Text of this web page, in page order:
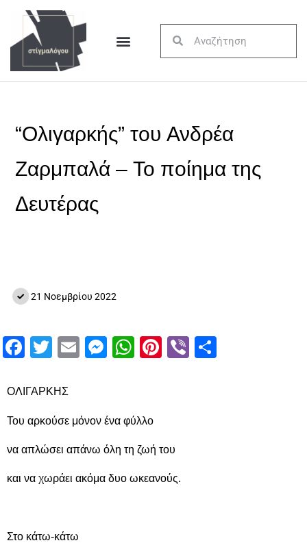
“Ολιγαρκής” του Ανδρέα
Ζαρμπαλά – Το ποίημα της
Δευτέρας
21 Νοεμβρίου 2022
Facebook
Twitter
EmailMessenger
WhatsApp
Pinterest
Viber
ΟΛΙΓΑΡΚΗΣ
Του αρκούσε μόνον ένα φύλλο
να απλώσει απάνω όλη τη ζωή του
και να χωράει ακόμα δυο ωκεανούς.
Στο κάτω-κάτω